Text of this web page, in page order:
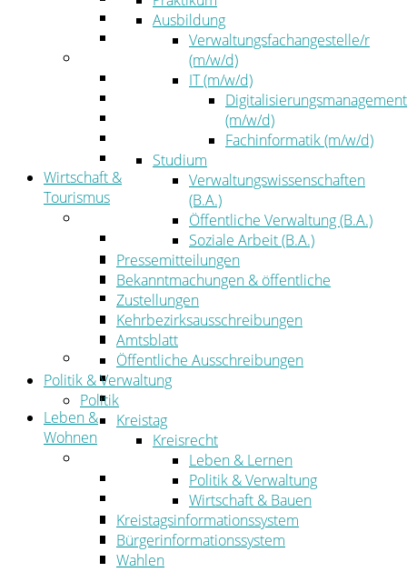
Wahlen
Der Landrat
Kommunalaufsicht
Zahlen, Daten, Fakten
Wirtschaft &
Tourismus
Wirtschaftsförderung
Gewerbeflächen und Unternehmen
Arbeitgeberservice
Mobilfunk & Breitband
Straßen- und Radwegebau
Landwirtschaft
Tourismus
Freizeit und Urlaub im Landkreis
Veranstaltungen
Leben &
Wohnen
Migration
Schulen, Bildung, Sport und Kultur
Soziales
Gesundheit
Jugend, Familie und Senioren
Ausbildung
Verwaltungsfachangestelle/r
(m/w/d)
IT (m/w/d)
Digitalisierungsmanagement
(m/w/d)
Fachinformatik (m/w/d)
Studium
Verwaltungswissenschaften
(B.A.)
Öffentliche Verwaltung (B.A.)
Soziale Arbeit (B.A.)
Pressemitteilungen
Bekanntmachungen & öffentliche
Zustellungen
Kehrbezirksausschreibungen
Amtsblatt
Öffentliche Ausschreibungen
Politik & Verwaltung
Politik
Kreistag
Kreisrecht
Leben & Lernen
Politik & Verwaltung
Wirtschaft & Bauen
Kreistagsinformationssystem
Bürgerinformationssystem
Wahlen